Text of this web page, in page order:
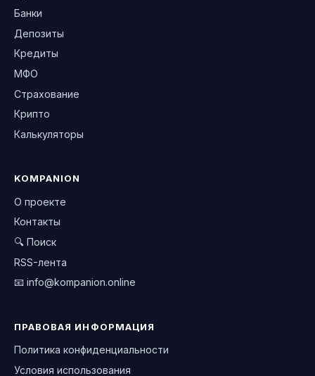
Банки
Депозиты
Кредиты
МФО
Страхование
Крипто
Калькуляторы
KOMPANION
О проекте
Контакты
🔍 Поиск
RSS-лента
📧 info@kompanion.online
ПРАВОВАЯ ИНФОРМАЦИЯ
Политика конфиденциальности
Условия использования